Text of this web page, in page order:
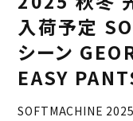
入荷予定
シーン
EASY
SOFTMACHINE